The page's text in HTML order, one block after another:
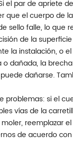
el par de apriete
que el cuerpo de
sello falle, lo que
de la
la instalación, o
dañada, la
dañarse.
problemas: si el
vías de la
reemplazar
de acuerdo